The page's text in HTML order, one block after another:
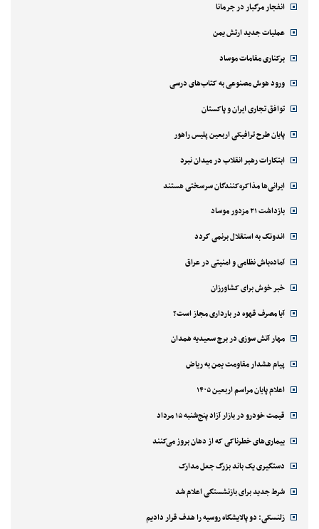
انفجار مرگبار در جرمانا
عملیات جدید ارتش یمن
برکناری مقامات موساد
ورود هوش مصنوعی به کتاب‌های درسی
توافق تجاری ایران و پاکستان
پایان طرح ترافیکی اربعین پلیس راهور
ابتکارات رهبر انقلاب در میدان نبرد
ایرانی‌ها مذاکره‌کنندگان سرسختی هستند
بازداشت ۲۱ مزدور موساد
اندونگ به استقلال برنمی گردد
آماده‌باش نظامی و امنیتی در عراق
خبر خوش برای کشاورزان
آیا مصرف قهوه در بارداری مجاز است؟
مهار آتش سوزی در برج سعیدیه همدان
پیام هشدار مقاومت یمن به ریاض
اعلام پایان مراسم اربعین ۱۴۰۵
قیمت خودرو در بازار آزاد پنج‌شنبه ۱۵ مرداد
بیماری‌های خطرناکی که از دهان بروز می‌کنند
دستگیری یک باند بزرگ جعل مدارک
شرط جدید برای بازنشستگی اعلام شد
زلنسکی: دو پالایشگاه روسیه را هدف قرار دادیم